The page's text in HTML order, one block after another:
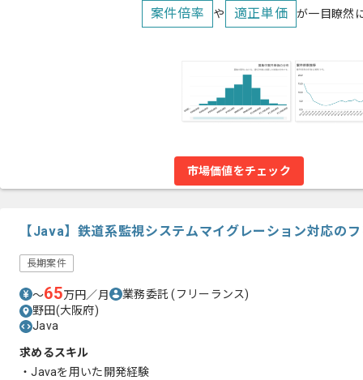
案件倍率 や 適正単価 が一目瞭然
市場価値をチェック
【Java】鉄道系監視システムマイグレーション対応の
長期案件
〜65万円／月 業務委託(フリーランス)
野田(大阪府)
Java
求めるスキル
・Javaを用いた開発経験